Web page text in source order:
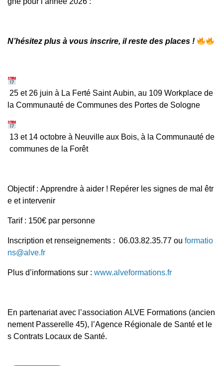
N’hésitez plus à vous inscrire, il reste des places !
25 et 26 juin à La Ferté Saint Aubin, au 109 Workplace de
la Communauté de Communes des Portes de Sologne
13 et 14 octobre à Neuville aux Bois, à la Communauté de
communes de la Forêt
Objectif : Apprendre à aider ! Repérer les signes de mal êtr
e et intervenir
Tarif : 150€ par personne
Inscription et renseignements : 06.03.82.35.77 ou formatio
ns@alve.fr
Plus d’informations sur : www.alveformations.fr
En partenariat avec l’association ALVE Formations (ancien
nement Passerelle 45), l’Agence Régionale de Santé et le
s Contrats Locaux de Santé.